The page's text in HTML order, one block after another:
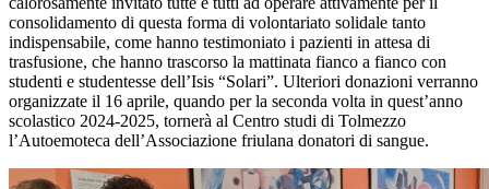
consolidamento di questa forma di volontariato solidale tanto
indispensabile, come hanno testimoniato i pazienti in attesa di
trasfusione, che hanno trascorso la mattinata fianco a fianco con
studenti e studentesse dell’Isis “Solari”. Ulteriori donazioni verranno
organizzate il 16 aprile, quando per la seconda volta in quest’anno
scolastico 2024-2025, tornerà al Centro studi di Tolmezzo
l’Autoemoteca dell’Associazione friulana donatori di sangue.